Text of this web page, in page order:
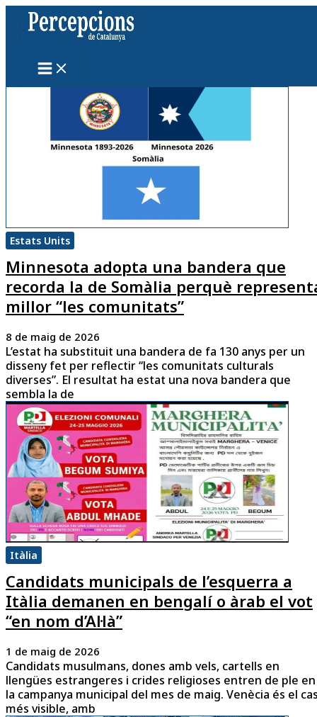
Vés
contingut
Estats Units
Minnesota adopta una bandera que
recorda la de Somàlia perquè
millor “les comunitats”
8 de maig de 2026
L’estat ha substituit una bandera de fa 130 anys per un
disseny fet per reflectir “les comunitats culturals
diverses”. El resultat ha estat una nova bandera que
sembla la de
Itàlia
Candidats municipals de l’esquerra a
Itàlia demanen en bengalí o àrab el vot
“en nom d’Al·là”
1 de maig de 2026
Candidats musulmans, dones amb vels, cartells en
llengües estrangeres i crides religioses entren de ple en
la campanya municipal del mes de maig. Venècia és el
més visible, amb